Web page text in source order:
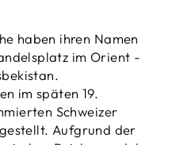
haben ihren Namen
im Orient -
im späten 19.
Schweizer
Aufgrund der